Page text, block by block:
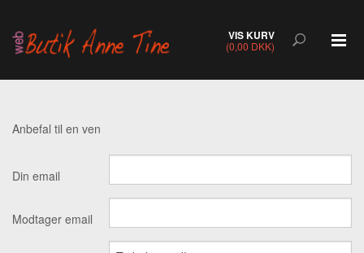
VIS KURV
(0,00 DKK)
Anbefal til en ven
Din email
Modtager email